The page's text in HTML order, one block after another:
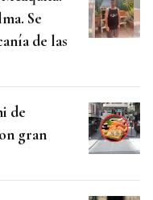
Se
de las
de
gran